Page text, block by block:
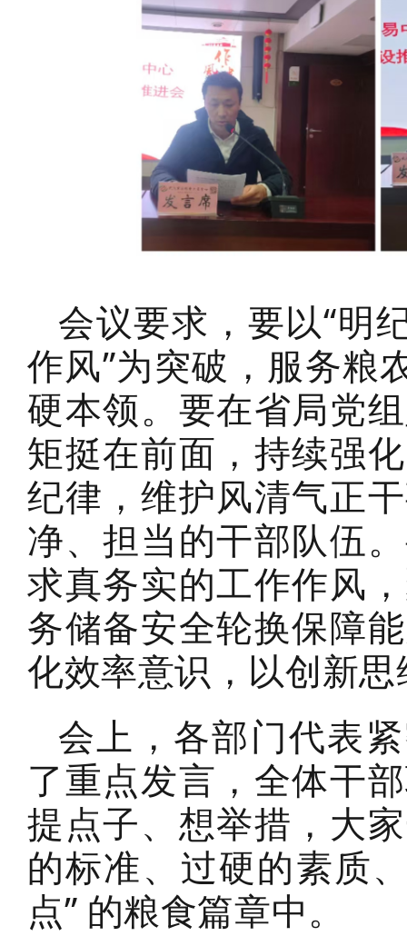
会议要求，要以“明
作风”为突破，服务粮
硬本领。要在省局党
矩挺在前面，持续强
纪律，维护风清气正
净、担当的干部队伍
求真务实的工作作风
务储备安全轮换保障
化效率意识，以创新
会上，各部门代表
了重点发言，全体干
提点子、想举措，大
的标准、过硬的素质
点” 的粮食篇章中。